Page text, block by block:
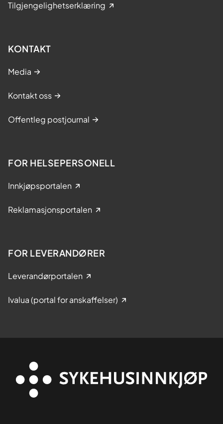
Tilgjengelighetserklæring
KONTAKT
Media
Kontakt oss
Offentleg postjournal
FOR HELSEPERSONELL
Innkjøpsportalen
Reklamasjonsportalen
FOR LEVERANDØRER
Leverandørportalen
Ivalua (portal for anskaffelser)